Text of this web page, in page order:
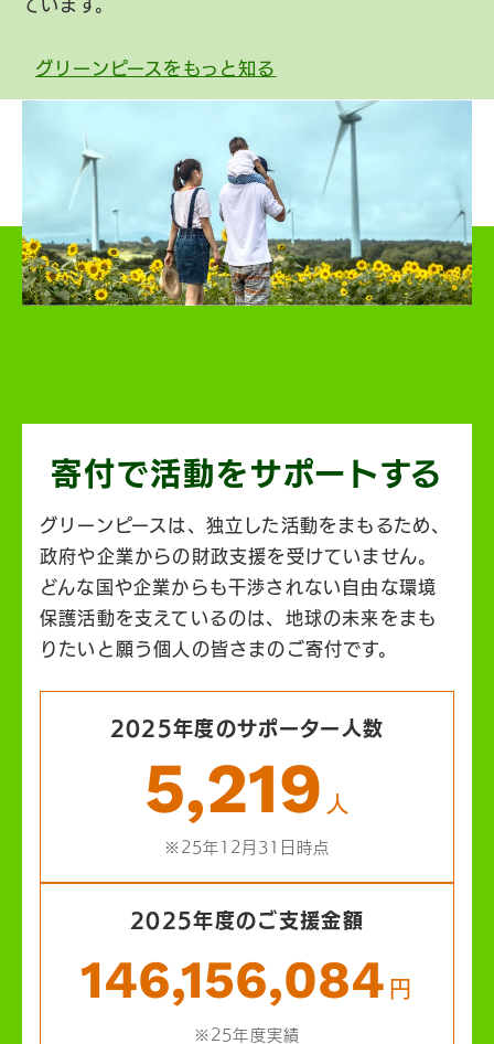
ています。
グリーンピースをもっと知る
寄付で活動をサポートする
グリーンピースは、独立した活動をまもるため、
政府や企業からの財政支援を受けていません。
どんな国や企業からも干渉されない自由な環境
保護活動を支えているのは、地球の未来をまも
りたいと願う個人の皆さまのご寄付です。
2025年度のサポーター人数
5,219 人
※25年12月31日時点
2025年度のご支援金額
146,156,084 円
※25年度実績